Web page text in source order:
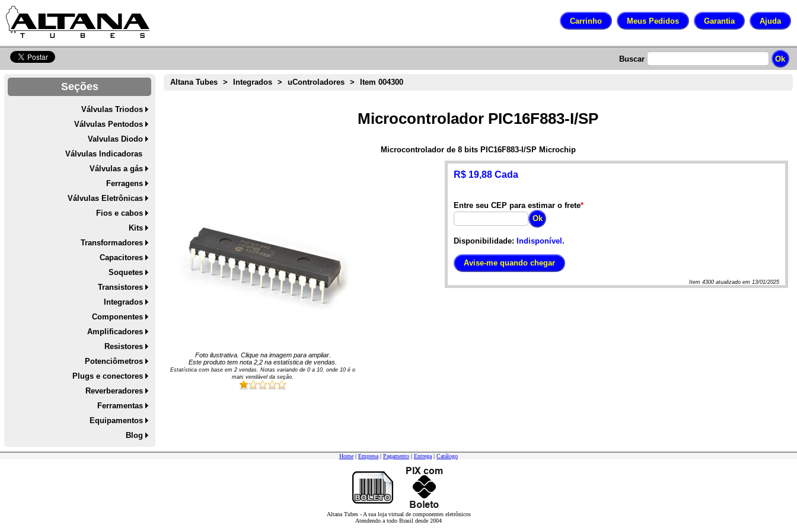
Buscar
Seções
Válvulas Triodos
Válvulas Pentodos
Valvulas Diodo
Válvulas Indicadoras
Válvulas a gás
Ferragens
Válvulas Eletrônicas
Fios e cabos
Kits
Transformadores
Capacitores
Soquetes
Transistores
Integrados
Componentes
Amplificadores
Resistores
Potenciômetros
Plugs e conectores
Reverberadores
Ferramentas
Equipamentos
Blog
Altana Tubes > Integrados > uControladores > Item 004300
Microcontrolador PIC16F883-I/SP
Microcontrolador de 8 bits PIC16F883-I/SP Microchip
Foto ilustrativa. Clique na imagem para ampliar.
Este produto tem nota2,2 na estatística de vendas.
Estatística com base em2 vendas. Notas variando de0 a 10 , onde 10 é o
mais vendável da seção.
R$ 19,88 Cada
Entre seu CEP para estimar o frete*
Disponibilidade: Indisponível.
Item4300 atualizado em 13/01/2025
Home | Empresa | Pagamento | Entrega | Catálogo
Altana Tubes - A sua loja virtual de componentes eletrônicos
Atendendo a todo Brasil desde 2004